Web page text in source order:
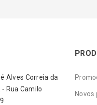
Alves Correia da
Rua Camilo